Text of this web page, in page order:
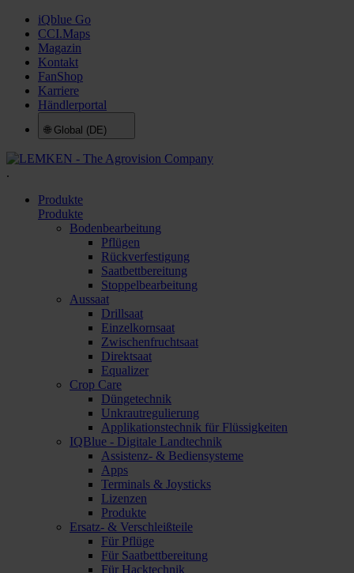
iQblue Go
CCI.Maps
Magazin
Kontakt
FanShop
Karriere
Händlerportal
🌐 Global (DE)
.
Produkte
Produkte
Bodenbearbeitung
Pflügen
Rückverfestigung
Saatbettbereitung
Stoppelbearbeitung
Aussaat
Drillsaat
Einzelkornsaat
Zwischenfruchtsaat
Direktsaat
Equalizer
Crop Care
Düngetechnik
Unkrautregulierung
Applikationstechnik für Flüssigkeiten
IQBlue - Digitale Landtechnik
Assistenz- & Bediensysteme
Apps
Terminals & Joysticks
Lizenzen
Produkte
Ersatz- & Verschleißteile
Für Pflüge
Für Saatbettbereitung
Für Hacktechnik